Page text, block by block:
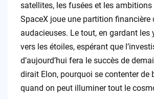
satellites, les fusées et les ambitions
SpaceX joue une partition financière
audacieuses. Le tout, en gardant les
vers les étoiles, espérant que
d’aujourd’hui fera le succès de
dirait Elon, pourquoi se contenter de
quand on peut illuminer tout le